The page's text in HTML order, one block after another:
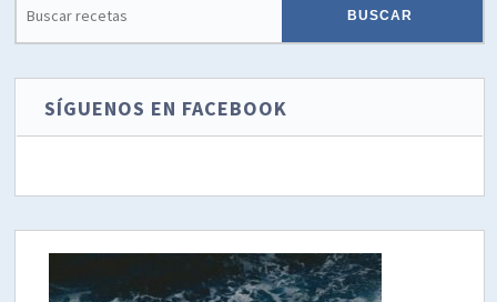
SÍGUENOS EN FACEBOOK